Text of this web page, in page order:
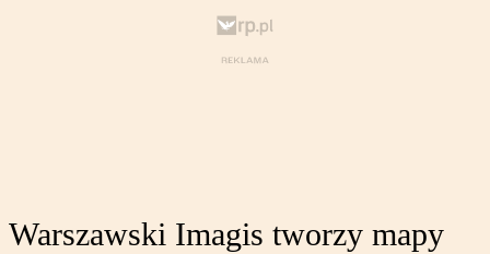
Warszawski Imagis tworzy mapy